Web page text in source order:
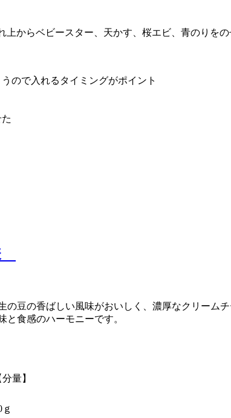
からベビースター、天かす、桜エビ、青のりをの
ので入れるタイミングがポイント
豆の香ばしい風味がおいしく、濃厚なクリーム
食感のハーモニーです。
分量】
ｇ